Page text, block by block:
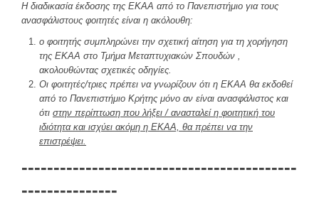
Φωτογραφικό Λεύκωμα
ΑΝΑΚΟΙΝΩΣΕΙΣ
Προσωπικό
Φοιτητική Μέριμνα Ηρακλείου
Συχνές Ερωτήσεις
Προτάσεις - Βελτιώσεις - Σκέψεις - Παράπονα
Η διαδικασία έκδοσης της ΕΚΑΑ από το Πανεπιστήμιο για τους
ανασφάλιστους φοιτητές είναι η ακόλουθη:
ο φοιτητής συμπληρώνει την σχετική αίτηση για τη χορήγηση
της ΕΚΑΑ στο Τμήμα Μεταπτυχιακών Σπουδών ,
ακολουθώντας σχετικές οδηγίες.
Οι φοιτητές/τριες πρέπει να γνωρίζουν ότι η ΕΚΑΑ θα εκδοθεί
από το Πανεπιστήμιο Κρήτης μόνο αν είναι ανασφάλιστος και
ότι στην περίπτωση που λήξει / ανασταλεί η φοιτητική του
ιδιότητα και ισχύει ακόμη η ΕΚΑΑ, θα πρέπει να την
επιστρέψει.
-------------------------------------------
---------------